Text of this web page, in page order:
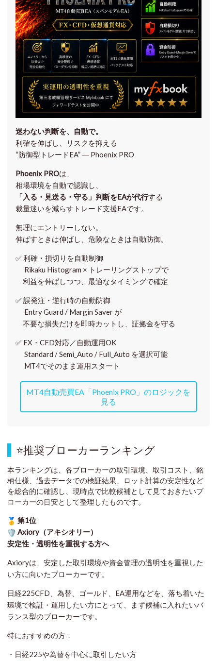
迷わない判断を、自動で。
利確を伸ばし、リスクを抑える
“防御型トレードEA” ― Phoenix PRO
Phoenix PROは、
相場環境を自動で認識し、
「入る・見送る・守る」判断をEAが代行する
裁量迷いを減らすトレード支援EAです。
無理にエントリーしない。
伸ばすときは伸ばし、危険なときは自動防御。
✅利確・損切りを自動制御
Rikaku Histogram × トレーリングストップで
利益を伸ばしつつ、最適なタイミングで確定
✅誤発注・逆行時の自動防御
Entry Guard / Margin Saver が
不要な損失だけを即時カットし、証拠金を守る
✅ FX・CFD対応／自動運用OK
Standard / Semi_Auto / Full_Auto を選択可能
MT4でそのまま運用スタート
MT4自動売買EA「Phoenix PRO」のロジックを
見る
⭐推奨ブローカーランキング
本ランキングは、各ブローカーの取引環境、取引コスト、銘
柄仕様、過去データでの検証結果、ロット計算の安定性など
を総合的に確認し、現時点で比較候補として見ておきたいブ
ローカーの目安として整理したものです。
第1位
Axiory（アキシオリー）
安定性・透明性を重視する方へ
Axioryは、安定した取引環境や資金管理の透明性を重視した
い方に向いたブローカーです。
日経225CFD、為替、ゴールド、EA運用などを、落ち着いた
環境で検証・運用したい方にとって、まず候補に入れたいバ
ランス型のブローカーです。
特におすすめの方：
・日経225や為替を中心に取引したい方